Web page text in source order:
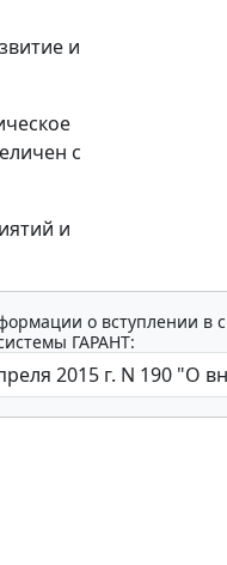
и
с
и
о вступлении в
ГАРАНТ: